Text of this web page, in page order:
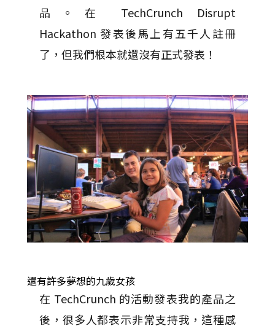
品。在 TechCrunch Disrupt
Hackathon 發表後馬上有五千人註冊
了，但我們根本就還沒有正式發表！
還有許多夢想的九歲女孩
在 TechCrunch 的活動發表我的產品之
後，很多人都表示非常支持我，這種感